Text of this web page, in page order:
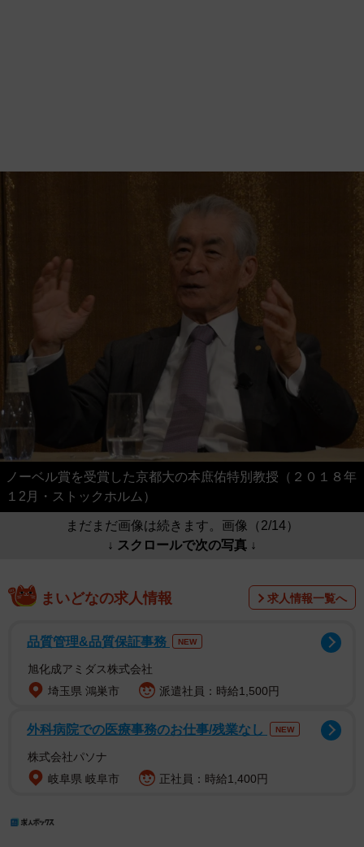
ノーベル賞を受賞した京都大の本庶佑特別教授（２０１８年
１2月・ストックホルム）
まだまだ画像は続きます。画像（2/14）
↓ スクロールで次の写真 ↓
まいどなの求人情報 求人情報一覧へ
品質管理&品質保証事務 NEW
旭化成アミダス株式会社
埼玉県 鴻巣市
派遣社員：時給1,500円
外科病院での医療事務のお仕事/残業なし NEW
株式会社パソナ
岐阜県 岐阜市
正社員：時給1,400円